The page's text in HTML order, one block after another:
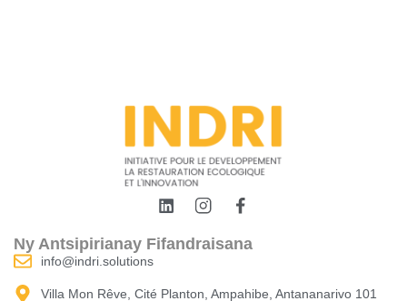
Ny Antsipirianay Fifandraisana
info@indri.solutions
Villa Mon Rêve, Cité Planton, Ampahibe, Antananarivo 101